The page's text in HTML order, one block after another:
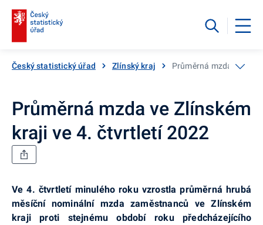
Český statistický úřad Zlínský kraj Průměrná mzda ve
Průměrná mzda ve Zlínském
kraji ve 4. čtvrtletí 2022
Ve 4. čtvrtletí minulého roku vzrostla průměrná hrubá
měsíční nominální mzda zaměstnanců ve Zlínském
kraji proti stejnému období roku předcházejícího